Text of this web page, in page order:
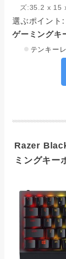
ズ:‎35.2 x 15
選ぶポイント:
ゲーミングキ
テンキー
Razer
ミングキー